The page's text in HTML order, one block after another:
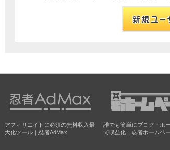
アフィリエイトに必須の無料収入最
大化ツール｜忍者AdMax
誰でも簡単にブログ・ホ
で収益化｜忍者ホームペ